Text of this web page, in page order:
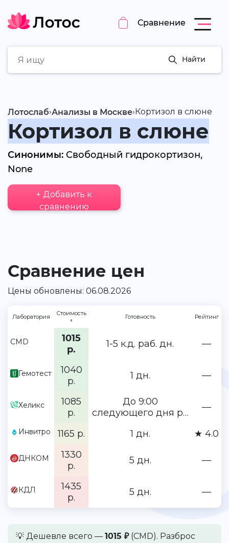
Сравнение
Найти
Лотослаб›Анализы в Москве›Кортизол в слюне
Кортизол в слюне
Синонимы: Свободный гидрокортизон,
None
+ Добавить к
сравнению
Сравнение цен
Цены обновлены: 06.08.2026
Лаборатория
Стоимость
↑
Готовность Рейтинг
CMD
1015
р.
1-5 к.д. раб. дн. —
Гемотест
1040
р.
1 дн. —
Хеликс
1085
р.
До 9:00
следующего дня р…
—
Инвитро 1165 р. 1 дн. ★ 4.0
ДНКОМ
1330
р.
5 дн. —
КДЛ
1435
р.
5 дн. —
💡 Дешевле всего — 1015 ₽(CMD). Разброс